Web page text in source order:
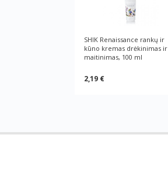
SHIK Renaissance rankų ir
kūno kremas drėkinimas ir
maitinimas, 100 ml
2,19 €